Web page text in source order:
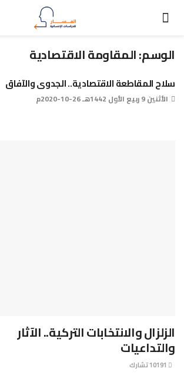
الوسم:المقاومة الاقتصادية
سلاح المقاطعة الاقتصادية.. الجدوى والآفاق
الأثنين 9 ربيع الأول 1442هـ 26-10-2020م
الزلزال والانتخابات التركية.. الآثار
والتداعيات